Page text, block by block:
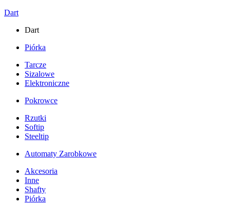
Dart
Dart
Piórka
Tarcze
Sizalowe
Elektroniczne
Pokrowce
Rzutki
Softip
Steeltip
Automaty Zarobkowe
Akcesoria
Inne
Shafty
Piórka